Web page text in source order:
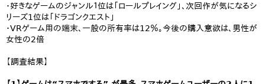
・好きなゲームのジャンル１位は「ロールプレイング」、次回作が気になるシ
リーズ1位は「ドラゴンクエスト」
・VRゲーム用の端末、一般の所有率は12％。今後の購入意欲は、男性が
女性の2倍
【調査結果】